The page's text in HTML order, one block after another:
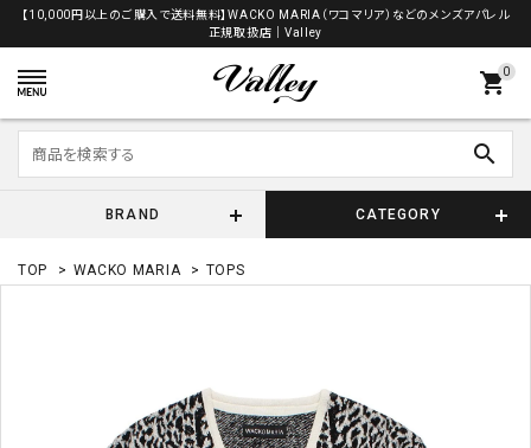
【10,000円以上のご購入で送料無料】WACKO MARIA（ワコマリア）などのメンズアパレル
正規取扱店│Valley
0
shopping_cart
search
BRAND CATEGORY
TOP > WACKO MARIA > TOPS